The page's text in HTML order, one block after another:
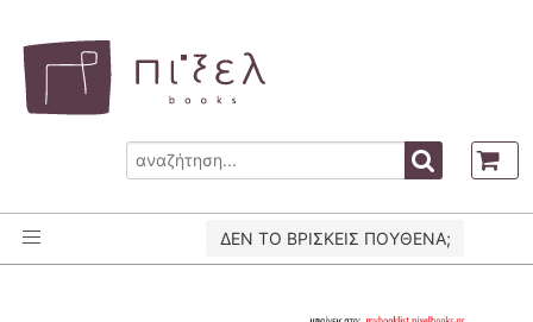
ΔΕΝ ΤΟ ΒΡΙΣΚΕΙΣ ΠΟΥΘΕΝΑ;